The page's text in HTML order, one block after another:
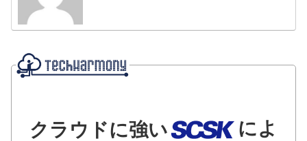
クラウドに強い
によ